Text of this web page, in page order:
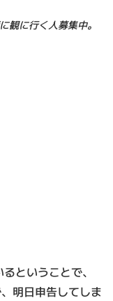
観に行く人募集中。
ということで、
明日申告してしま